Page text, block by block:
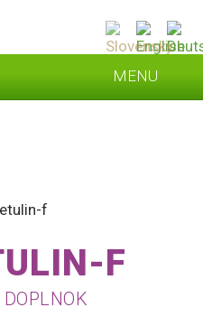
MENU
ČLÁNKY
F